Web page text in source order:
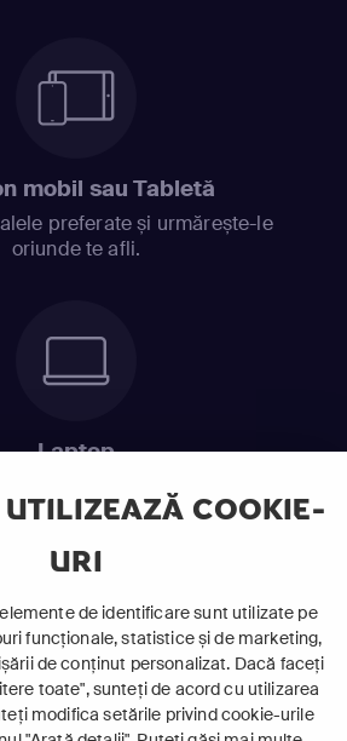
UTILIZEAZĂ COOKIE-
URI
de identificare sunt utilizate pe
funcționale, statistice și de marketing,
de conținut personalizat. Dacă faceți
toate", sunteți de acord cu utilizarea
modifica setările privind cookie-urile
mobil sau Tabletă
preferate și urmărește-le
oriunde te afli.
Laptop
ABONEAZĂ-TE ACUM
de sistem